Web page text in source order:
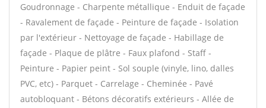
Goudronnage - Charpente métallique - Enduit de façade
- Ravalement de façade - Peinture de façade - Isolation
par l'extérieur - Nettoyage de façade - Habillage de
façade - Plaque de plâtre - Faux plafond - Staff -
Peinture - Papier peint - Sol souple (vinyle, lino, dalles
PVC, etc) - Parquet - Carrelage - Cheminée - Pavé
autobloquant - Bétons décoratifs extérieurs - Allée de